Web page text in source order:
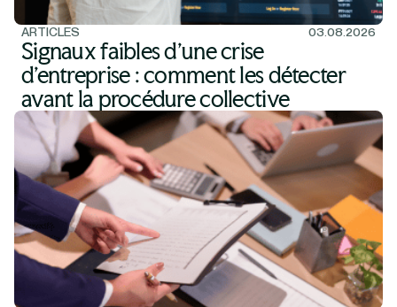
ARTICLES 03.08.2026
Signaux faibles d'une crise
d'entreprise : comment les détecter
avant la procédure collective